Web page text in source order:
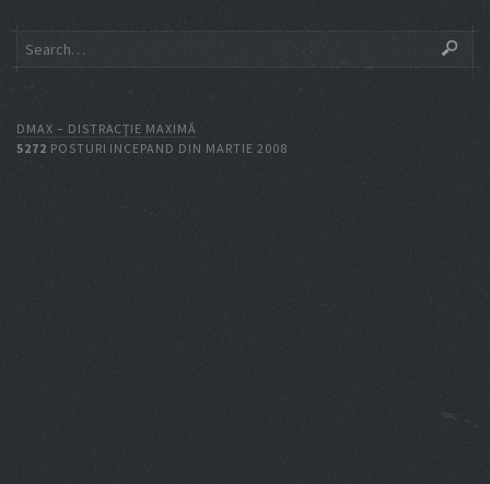
DMAX – DISTRACŢIE MAXIMĂ
5272 POSTURI INCEPAND DIN MARTIE 2008